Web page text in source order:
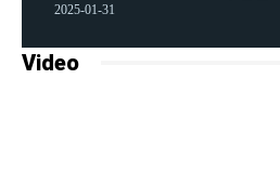
2025-01-31
Video